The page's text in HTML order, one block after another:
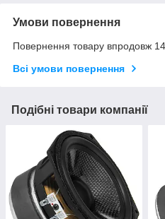
Умови повернення
Повернення товару впродовж
Всі умови повернення
Подібні товари компанії